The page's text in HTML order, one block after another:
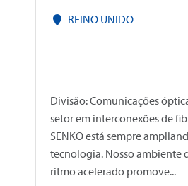
REINO UNIDO
Divisão: Comunicações
setor em interconexões de
SENKO está sempre
tecnologia. Nosso ambiente
ritmo acelerado promove...